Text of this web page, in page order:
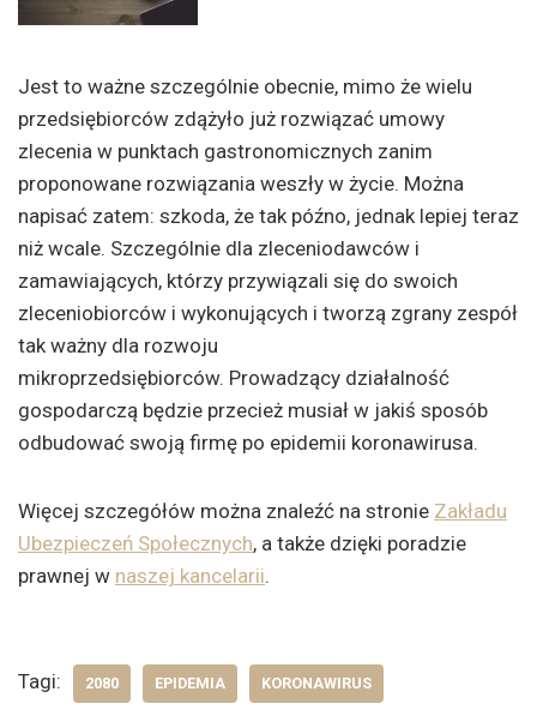
Jest to ważne szczególnie obecnie, mimo że wielu
przedsiębiorców zdążyło już rozwiązać umowy
zlecenia w punktach gastronomicznych zanim
proponowane rozwiązania weszły w życie. Można
napisać zatem: szkoda, że tak późno, jednak lepiej teraz
niż wcale. Szczególnie dla zleceniodawców i
zamawiających, którzy przywiązali się do swoich
zleceniobiorców i wykonujących i tworzą zgrany zespół
tak ważny dla rozwoju
mikroprzedsiębiorców. Prowadzący działalność
gospodarczą będzie przecież musiał w jakiś sposób
odbudować swoją firmę po epidemii koronawirusa.
Więcej szczegółów można znaleźć na stronie Zakładu
Ubezpieczeń Społecznych, a także dzięki poradzie
prawnej w naszej kancelarii.
Tagi: 2080 EPIDEMIA KORONAWIRUS